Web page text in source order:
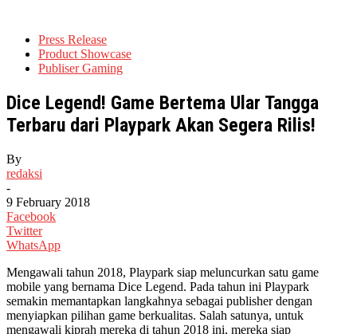
Press Release
Product Showcase
Publiser Gaming
Dice Legend! Game Bertema Ular Tangga
Terbaru dari Playpark Akan Segera Rilis!
By
redaksi
-
9 February 2018
Facebook
Twitter
WhatsApp
Mengawali tahun 2018, Playpark siap meluncurkan satu game
mobile yang bernama Dice Legend. Pada tahun ini Playpark
semakin memantapkan langkahnya sebagai publisher dengan
menyiapkan pilihan game berkualitas. Salah satunya, untuk
mengawali kiprah mereka di tahun 2018 ini, mereka siap